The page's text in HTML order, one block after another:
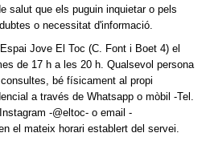
salut que els puguin inquietar o pels
o necessitat d'informació.
Jove El Toc (C. Font i Boet 4) el
de 17 h a les 20 h. Qualsevol persona
bé físicament al propi
a través de Whatsapp o mòbil -Tel.
-@eltoc- o email -
el mateix horari establert del servei.